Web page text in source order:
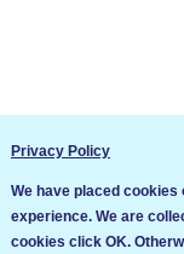
Общи
Privacy Policy
We have placed
experience. We are
cookies click OK.
Ние използваме
продължите да